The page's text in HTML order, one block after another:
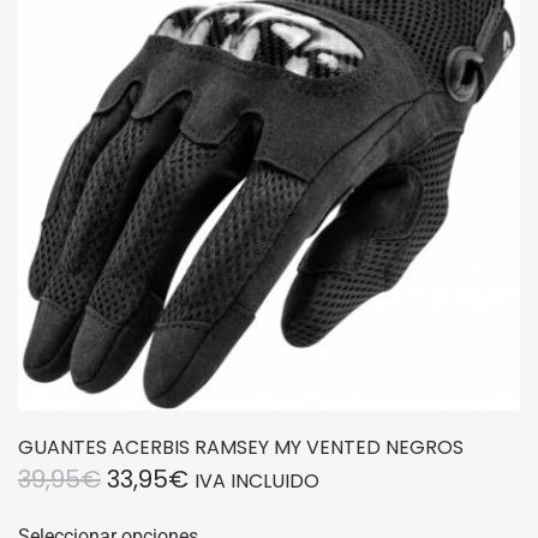
se
pueden
elegir
en
la
página
de
producto
GUANTES ACERBIS RAMSEY MY VENTED NEGROS
39,95€EL
33,95€EL
IVA INCLUIDO